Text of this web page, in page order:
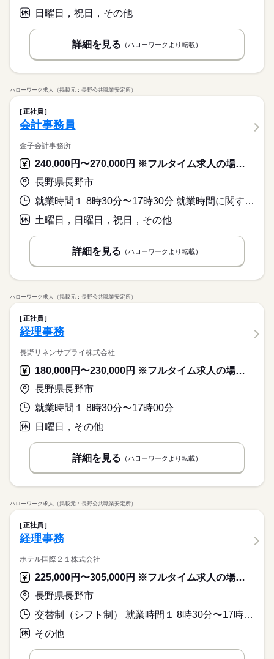
日曜日，祝日，その他
詳細を見る （ハローワークより転載）
ハローワーク求人（掲載元：長野公共職業安定所）
正社員
会計事務員
金子会計事務所
240,000円〜270,000円 ※フルタイム求人の場合は月額（換算額）、パート求人の場合は時間額を表示しています。
長野県長野市
就業時間１ 8時30分〜17時30分 就業時間に関する特記事項 ※確定申告期のみ残業あり
土曜日，日曜日，祝日，その他
詳細を見る （ハローワークより転載）
ハローワーク求人（掲載元：長野公共職業安定所）
正社員
経理事務
長野リネンサプライ株式会社
180,000円〜230,000円 ※フルタイム求人の場合は月額（換算額）、パート求人の場合は時間額を表示しています。
長野県長野市
就業時間１ 8時30分〜17時00分
日曜日，その他
詳細を見る （ハローワークより転載）
ハローワーク求人（掲載元：長野公共職業安定所）
正社員
経理事務
ホテル国際２１株式会社
225,000円〜305,000円 ※フルタイム求人の場合は月額（換算額）、パート求人の場合は時間額を表示しています。
長野県長野市
交替制（シフト制） 就業時間１ 8時30分〜17時30分 就業時間２ 9時00分〜18時00分 就業時間に関する特記事項 シフト制
その他